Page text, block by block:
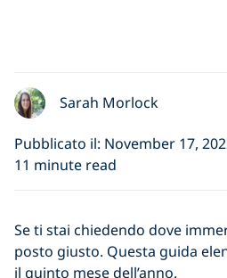
Sarah Morlock
Pubblicato il: November 17,
11 minute read
Se ti stai chiedendo dove
posto giusto. Questa guida
il quinto mese dell’anno.